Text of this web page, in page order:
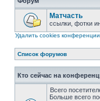
Матчасть
ссылки, фотки
Удалить cookies конференции
Список форумов
Кто сейчас на
Всего
Больше всего